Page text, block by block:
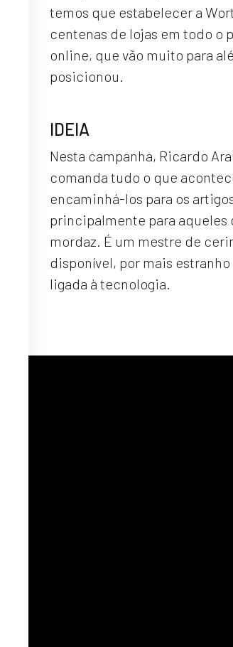
temos que estabelecer a
centenas de lojas em todo o
online, que vão muito para
posicionou.
IDEIA
Nesta campanha, Ricardo
comanda tudo o que
encaminhá-los para os
principalmente para aqueles
mordaz. É um mestre de
disponível, por mais
ligada à tecnologia.